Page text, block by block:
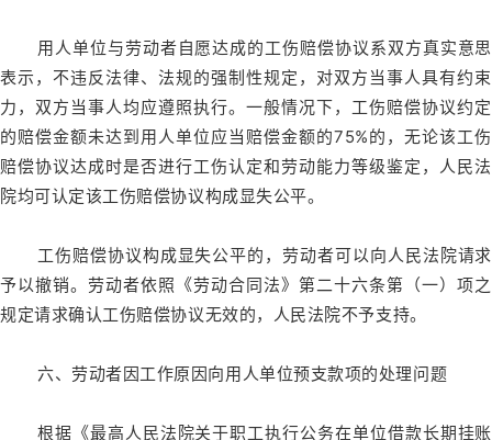
用人单位与劳动者自愿达成的工伤赔偿协议系双方真实意思
表示，不违反法律、法规的强制性规定，对双方当事人具有约束
力，双方当事人均应遵照执行。一般情况下，工伤赔偿协议约定
的赔偿金额未达到用人单位应当赔偿金额的75%的，无论该工伤
赔偿协议达成时是否进行工伤认定和劳动能力等级鉴定，人民法
院均可认定该工伤赔偿协议构成显失公平。
工伤赔偿协议构成显失公平的，劳动者可以向人民法院请求
予以撤销。劳动者依照《劳动合同法》第二十六条第（一）项之
规定请求确认工伤赔偿协议无效的，人民法院不予支持。
六、劳动者因工作原因向用人单位预支款项的处理问题
根据《最高人民法院关于职工执行公务在单位借款长期挂账